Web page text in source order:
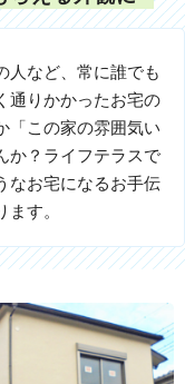
人など、常に誰でも
通りかかったお宅の
「この家の雰囲気い
か？ライフテラスで
なお宅になるお手伝
す。